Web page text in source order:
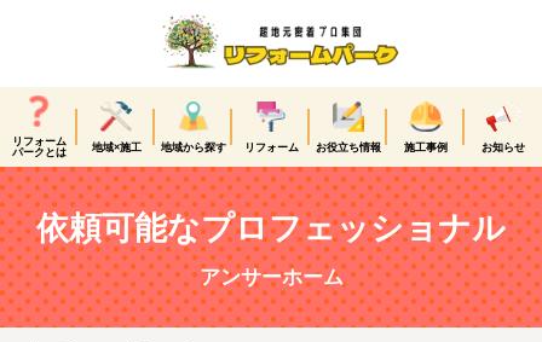
リフォーム
パークとは
地域×施工 地域から探す リフォーム お役立ち情報 施工事例 お知らせ
依頼可能なプロフェッショナル
アンサーホーム